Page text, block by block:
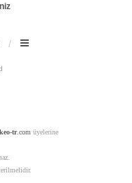
tr.com üyelerine